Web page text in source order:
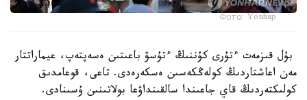
Фото: Yonhap
بۇل قىزمەت ءتۇرى كۇننىڭ ءتۇسۋ باعىتىن ەسەپتەپ، عيماراتتار
مەن اعاشتاردىڭ كولەڭكەسىن ەسكەرەدى. تاعى، قوعامدىق
كولىكتەردىڭ قاي جاعىندا سالقىنداۋعا بولاتىنىن ۇسىنادى.